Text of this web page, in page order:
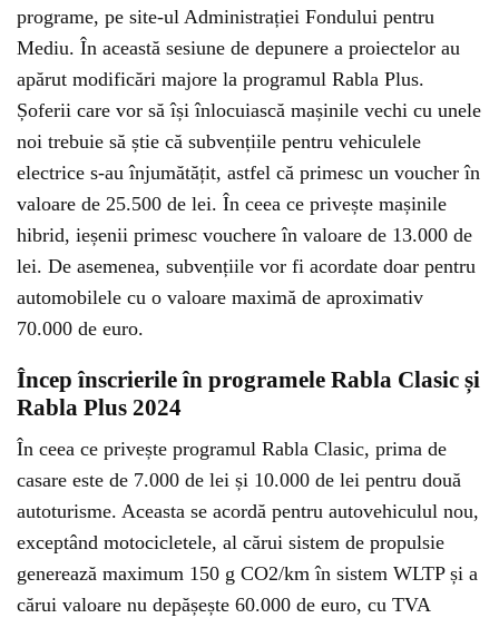
programe, pe site-ul Administrației Fondului pentru
Mediu. În această sesiune de depunere a proiectelor au
apărut modificări majore la programul Rabla Plus.
Șoferii care vor să își înlocuiască mașinile vechi cu unele
noi trebuie să știe că subvențiile pentru vehiculele
electrice s-au înjumătățit, astfel că primesc un voucher în
valoare de 25.500 de lei. În ceea ce privește mașinile
hibrid, ieșenii primesc vouchere în valoare de 13.000 de
lei. De asemenea, subvențiile vor fi acordate doar pentru
automobilele cu o valoare maximă de aproximativ
70.000 de euro.
Încep înscrierile în programele Rabla Clasic și
Rabla Plus 2024
În ceea ce privește programul Rabla Clasic, prima de
casare este de 7.000 de lei și 10.000 de lei pentru două
autoturisme. Aceasta se acordă pentru autovehiculul nou,
exceptând motocicletele, al cărui sistem de propulsie
generează maximum 150 g CO2/km în sistem WLTP și a
cărui valoare nu depășește 60.000 de euro, cu TVA